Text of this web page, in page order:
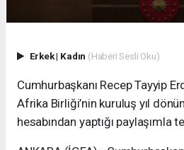
Erkek| Kadın (Haberi Sesli Oku)
Cumhurbaşkanı Recep Tayyip
Afrika Birliği’nin kuruluş yıl
hesabından yaptığı paylaşımla